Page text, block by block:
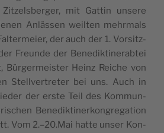
mit Gat­tin unse­re
Anläs­sen weil­ten mehr­mals
der auch der 1. Vor­sit­z­
Fre­un­de der Bene­dik­ti­ne­rab­tei
Bür­ger­me­i­s­ter Heinz Reic­he von
Stellver­tre­ter bei uns. Auch in
der ers­te Teil des Kom­mun­
Bene­dik­ti­ner­kon­gre­ga­ti­on
Vom 2.–20.Mai hat­te unser Kon­